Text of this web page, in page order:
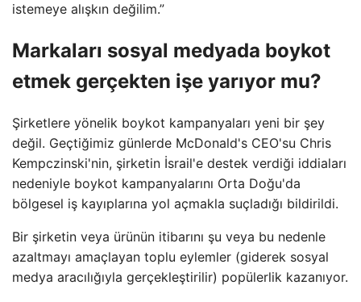
istemeye alışkın değilim.”
Markaları sosyal medyada boykot
etmek gerçekten işe yarıyor mu?
Şirketlere yönelik boykot kampanyaları yeni bir şey
değil. Geçtiğimiz günlerde McDonald's CEO'su Chris
Kempczinski'nin, şirketin İsrail'e destek verdiği iddiaları
nedeniyle boykot kampanyalarını Orta Doğu'da
bölgesel iş kayıplarına yol açmakla suçladığı bildirildi.
Bir şirketin veya ürünün itibarını şu veya bu nedenle
azaltmayı amaçlayan toplu eylemler (giderek sosyal
medya aracılığıyla gerçekleştirilir) popülerlik kazanıyor.